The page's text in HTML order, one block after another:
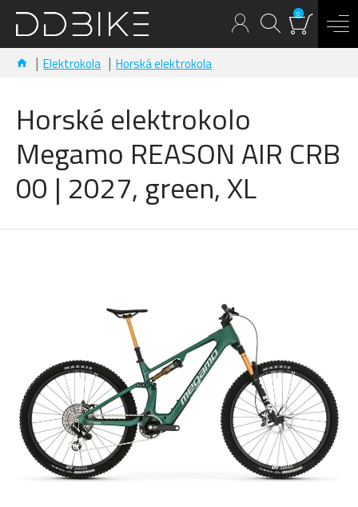
0
Elektrokola Horská elektrokola
Horské elektrokolo
Megamo REASON AIR CRB
00 | 2027, green, XL